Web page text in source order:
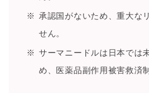
承認国がないため、重大な
せん。
サーマニードルは日本では
め、医薬品副作用被害救済